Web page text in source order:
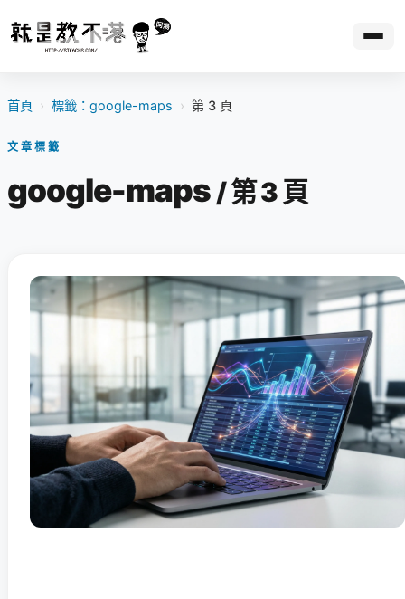
首頁 › 標籤：google-maps › 第 3 頁
文章標籤
google-maps / 第 3 頁